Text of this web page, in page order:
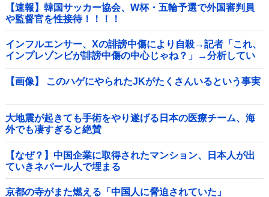
【速報】韓国サッカー協会、W杯・五輪予選で外国審判員
や監督官を性接待！！！！
インフルエンサー、Xの誹謗中傷により自殺→記者「これ、
インプレゾンビが誹謗中傷の中心じゃね？」→分析してい
くとヤバイ真実が浮かび上がる他
【画像】 このハゲにやられたJKがたくさんいるという事実
大地震が起きても手術をやり遂げる日本の医療チーム、海
外でも凄すぎると絶賛
【なぜ？】中国企業に取得されたマンション、日本人が出
ていきネパール人で埋まる
京都の寺がまた燃える「中国人に脅迫されていた」